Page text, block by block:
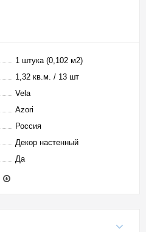
1 штука (0,102 м2)
1,32 кв.м. / 13 шт
Vela
Azori
Россия
Декор настенный
Да